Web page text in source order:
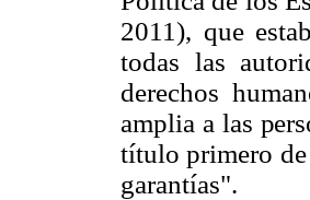
2011), que
todas las
derechos
amplia a las
título primero
garantías".